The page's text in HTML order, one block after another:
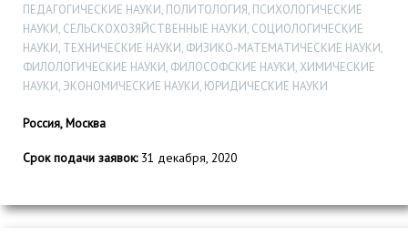
ПЕДАГОГИЧЕСКИЕ НАУКИ, ПОЛИТОЛОГИЯ, ПСИХОЛОГИЧЕСКИЕ
НАУКИ, СЕЛЬСКОХОЗЯЙСТВЕННЫЕ НАУКИ, СОЦИОЛОГИЧЕСКИЕ
НАУКИ, ТЕХНИЧЕСКИЕ НАУКИ, ФИЗИКО-МАТЕМАТИЧЕСКИЕ НАУКИ,
ФИЛОЛОГИЧЕСКИЕ НАУКИ, ФИЛОСОФСКИЕ НАУКИ, ХИМИЧЕСКИЕ
НАУКИ, ЭКОНОМИЧЕСКИЕ НАУКИ, ЮРИДИЧЕСКИЕ НАУКИ
Россия, Москва
Срок подачи заявок:31 декабря, 2020